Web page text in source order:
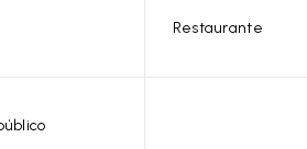
Restaurante